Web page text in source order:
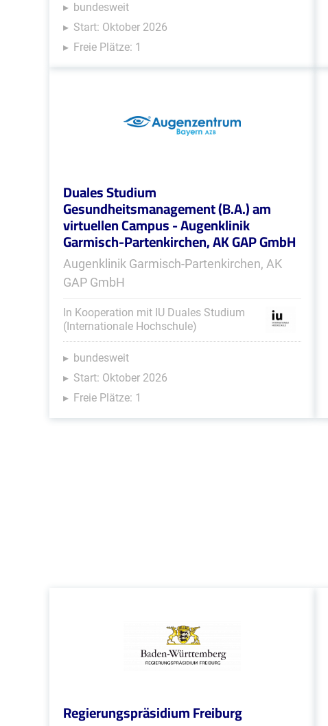
bundesweit
Start: Oktober 2026
Freie Plätze: 1
Duales Studium
Gesundheitsmanagement (B.A.) am
virtuellen Campus - Augenklinik
Garmisch-Partenkirchen, AK GAP GmbH
Augenklinik Garmisch-Partenkirchen, AK
GAP GmbH
In Kooperation mit IU Duales Studium
(Internationale Hochschule)
bundesweit
Start: Oktober 2026
Freie Plätze: 1
Regierungspräsidium Freiburg